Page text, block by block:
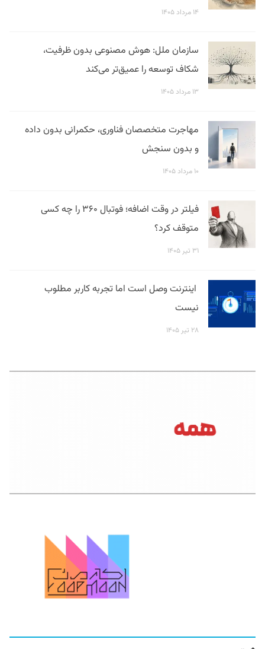
۱۴ مرداد ۱۴۰۵
سازمان ملل: هوش مصنوعی بدون ظرفیت،
شکاف توسعه را عمیق‌تر می‌کند
۱۳ مرداد ۱۴۰۵
مهاجرت متخصصان فناوری، حکمرانی بدون داده
و بدون سنجش
۱۰ مرداد ۱۴۰۵
فیلتر در وقت اضافه؛ فوتبال ۳۶۰ را چه کسی
متوقف کرد؟
۳۱ تیر ۱۴۰۵
اینترنت وصل است اما تجربه کاربر مطلوب
نیست
۲۸ تیر ۱۴۰۵